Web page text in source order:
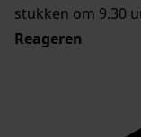
stukken om 9.30
Reageren